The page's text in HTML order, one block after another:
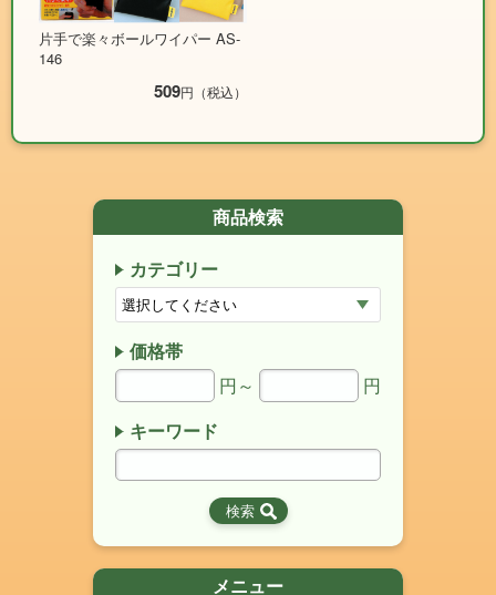
片手で楽々ボールワイパー AS-
146
509円（税込）
商品検索
カテゴリー
価格帯
円～
円
キーワード
メニュー